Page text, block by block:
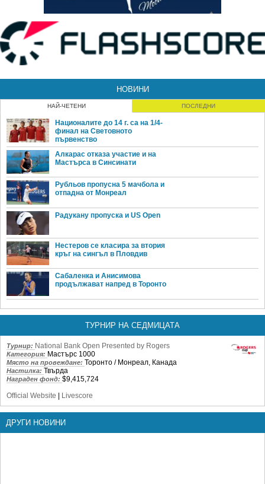
НОВИНИ
НАЙ-ЧЕТЕНИ ПОСЛЕДНИ
Националите до 14 г. са на 1/4-
финал на Световното
първенство
Алкарас отказа участие и на
Мастърса в Синсинати
Рубльов пропусна 5 мачбола и
отпадна от Монреал
Радукану пропуска и US Open
Нестеров се класира за втория
кръг на сингъл в Пловдив
Сабаленка и Анисимова
продължават напред в Торонто
ТУРНИР НА СЕДМИЦАТА
Турнир: National Bank Open Presented by Rogers
Категория: Мастърс 1000
Място на провеждане: Торонто / Монреал, Канада
Настилка: Твърда
Награден фонд: $9,415,724
Official Website | Livescore
ДРУГИ НОВИНИ